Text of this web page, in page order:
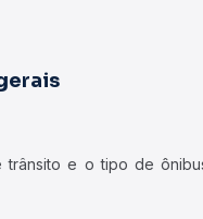
e o tipo de